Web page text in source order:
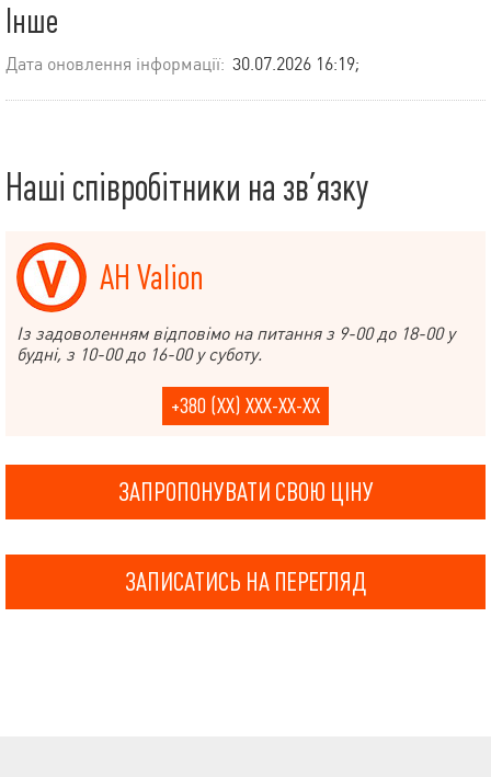
Інше
Дата оновлення інформації: 30.07.2026 16:19;
Наші співробітники на зв’язку
АН Valion
Із задоволенням відповімо на питання з 9-00 до 18-00 у
будні, з 10-00 до 16-00 у суботу.
+380 (XX) XXX-XX-XX
ЗАПРОПОНУВАТИ СВОЮ ЦІНУ
ЗАПИСАТИСЬ НА ПЕРЕГЛЯД